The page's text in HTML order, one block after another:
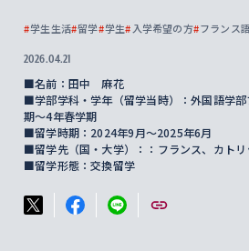
#学生生活#留学#学生# 入学希望の方#フランス
2026.04.21
■名前：田中 麻花
■学部学科・学年（留学当時）：外国語学
期〜4年春学期
■留学時期：2024年9月～2025年6月
■留学先（国・大学）：：フランス、カト
■留学形態：交換留学